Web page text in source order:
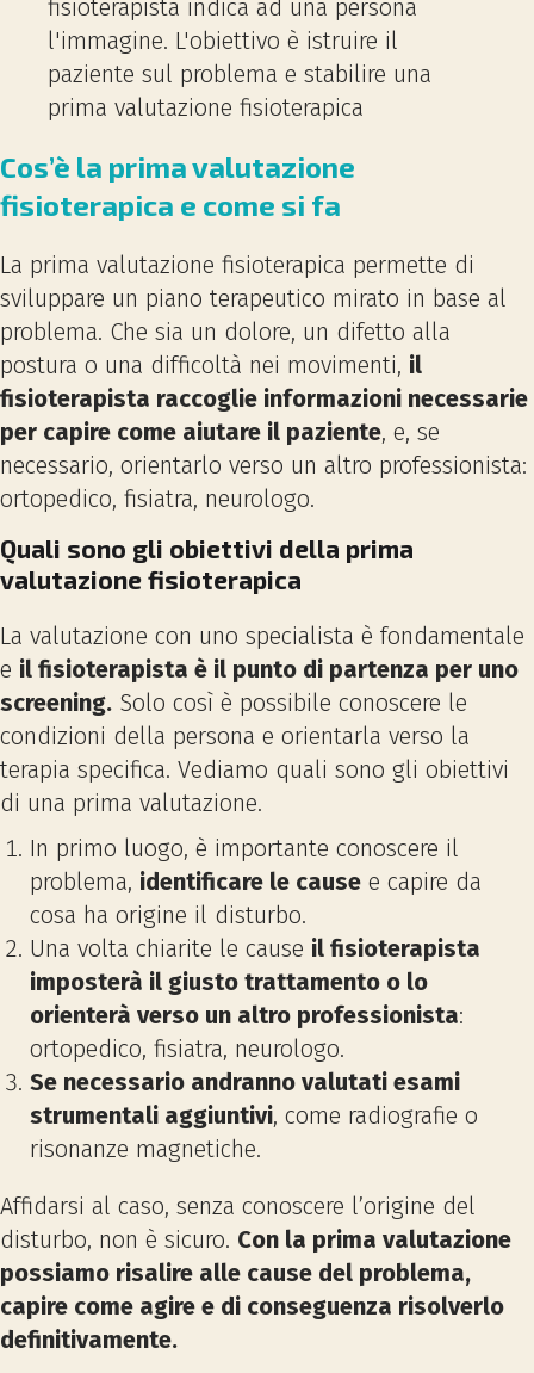
Cos’è la prima valutazione
fisioterapica e come si fa
La prima valutazione fisioterapica permette di
sviluppare un piano terapeutico mirato in base al
problema. Che sia un dolore, un difetto alla
postura o una difficoltà nei movimenti, il
fisioterapista raccoglie informazioni necessarie
per capire come aiutare il paziente, e, se
necessario, orientarlo verso un altro professionista:
ortopedico, fisiatra, neurologo.
Quali sono gli obiettivi della prima
valutazione fisioterapica
La valutazione con uno specialista è fondamentale
e il fisioterapista è il punto di partenza per uno
screening. Solo così è possibile conoscere le
condizioni della persona e orientarla verso la
terapia specifica. Vediamo quali sono gli obiettivi
di una prima valutazione.
In primo luogo, è importante conoscere il
problema, identificare le cause e capire da
cosa ha origine il disturbo.
Una volta chiarite le cause il fisioterapista
imposterà il giusto trattamento o lo
orienterà verso un altro professionista:
ortopedico, fisiatra, neurologo.
Se necessario andranno valutati esami
strumentali aggiuntivi, come radiografie o
risonanze magnetiche.
Affidarsi al caso, senza conoscere l’origine del
disturbo, non è sicuro. Con la prima valutazione
possiamo risalire alle cause del problema,
capire come agire e di conseguenza risolverlo
definitivamente.